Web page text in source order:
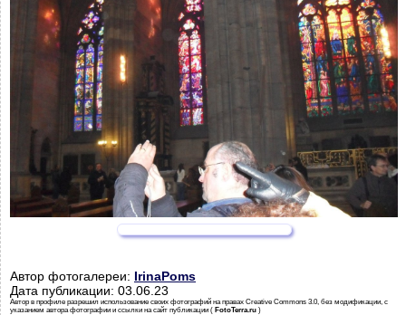
Автор фотогалереи: IrinaPoms
Дата публикации: 03.06.23
Автор в профиле разрешил использование своих фотографий на правах Creative Commons 3.0, без модификации, с
указанием автора фотографии и ссылки на сайт публикации ( FotoTerra.ru )